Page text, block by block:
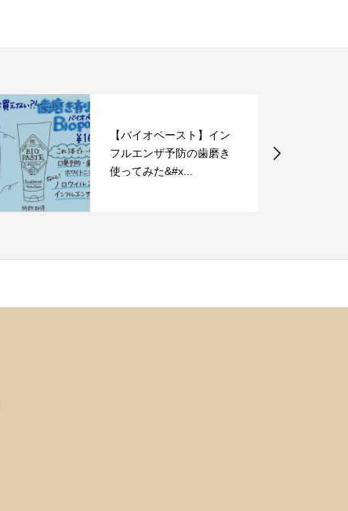
【バイオペースト】イン
フルエンザ予防の歯磨き
使ってみた&#x...